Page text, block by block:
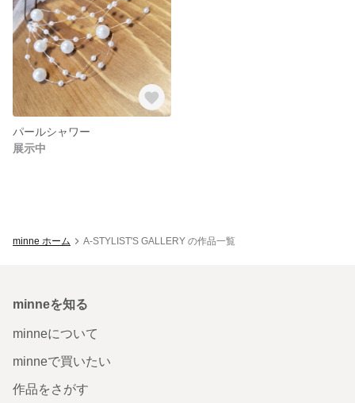
パールシャワー
展示中
minne ホーム A-STYLIST'S GALLERY の作品一覧
minneを知る
minneについて
minneで買いたい
作品をさがす